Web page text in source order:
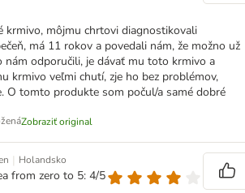
krmivo, môjmu chrtovi diagnostikovali
má 11 rokov a povedali nám, že možno už
nám odporučili, je dávať mu toto krmivo a
krmivo veľmi chutí, zje ho bez problémov,
O tomto produkte som počul/a samé dobré
Zobraziť original
| Holandsko
from zero to 5: 4/5